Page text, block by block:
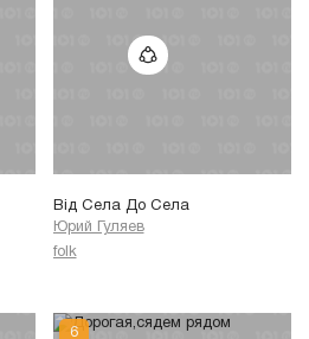
Від Села До Села
Юрий Гуляев
folk